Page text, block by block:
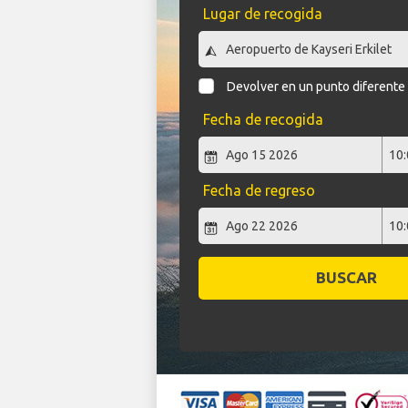
Lugar de recogida
Devolver en un punto diferente
Fecha de recogida
Fecha de regreso
BUSCAR